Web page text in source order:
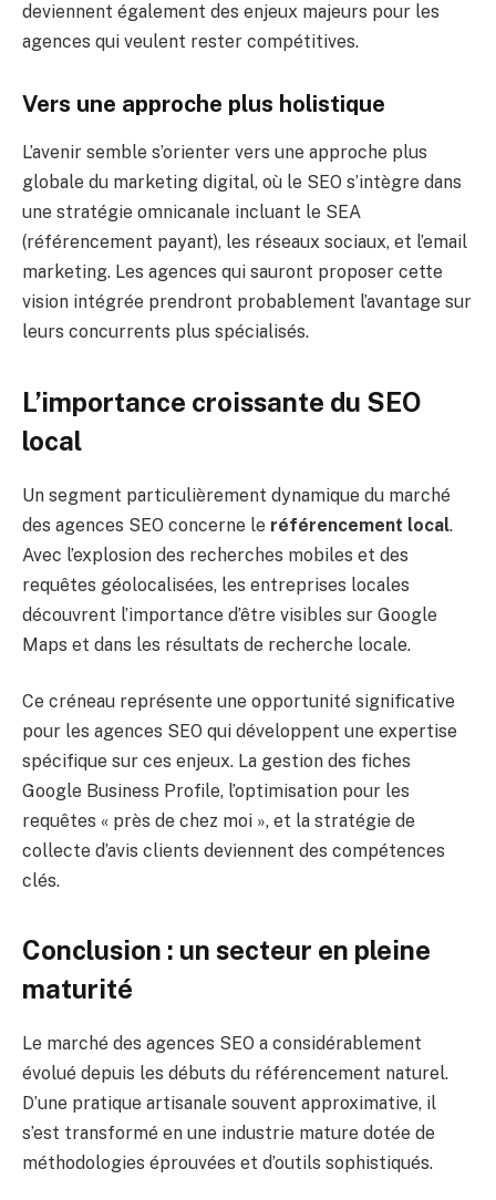
deviennent également des enjeux majeurs pour les
agences qui veulent rester compétitives.
Vers une approche plus holistique
L’avenir semble s’orienter vers une approche plus
globale du marketing digital, où le SEO s’intègre dans
une stratégie omnicanale incluant le SEA
(référencement payant), les réseaux sociaux, et l’email
marketing. Les agences qui sauront proposer cette
vision intégrée prendront probablement l’avantage sur
leurs concurrents plus spécialisés.
L’importance croissante du SEO
local
Un segment particulièrement dynamique du marché
des agences SEO concerne le référencement local.
Avec l’explosion des recherches mobiles et des
requêtes géolocalisées, les entreprises locales
découvrent l’importance d’être visibles sur Google
Maps et dans les résultats de recherche locale.
Ce créneau représente une opportunité significative
pour les agences SEO qui développent une expertise
spécifique sur ces enjeux. La gestion des fiches
Google Business Profile, l’optimisation pour les
requêtes « près de chez moi », et la stratégie de
collecte d’avis clients deviennent des compétences
clés.
Conclusion : un secteur en pleine
maturité
Le marché des agences SEO a considérablement
évolué depuis les débuts du référencement naturel.
D’une pratique artisanale souvent approximative, il
s’est transformé en une industrie mature dotée de
méthodologies éprouvées et d’outils sophistiqués.